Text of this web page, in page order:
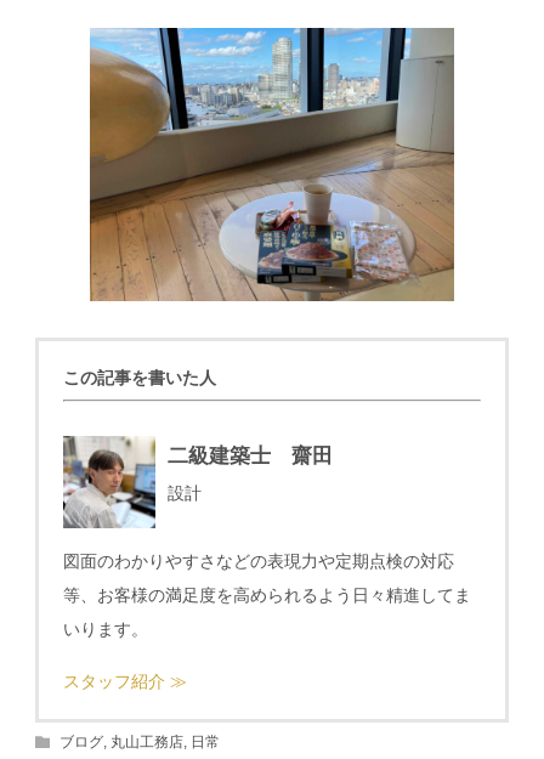
この記事を書いた人
二級建築士 齋田
設計
図面のわかりやすさなどの表現力や定期点検の対応
等、お客様の満足度を高められるよう日々精進してま
いります。
スタッフ紹介 ≫
ブログ, 丸山工務店, 日常